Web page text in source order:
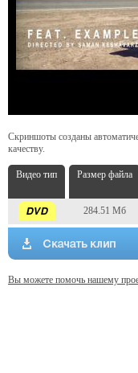
Скриншоты созданы
качеству.
Видео тип Размер файла
284.51 Мб
Вы можете помочь нашему